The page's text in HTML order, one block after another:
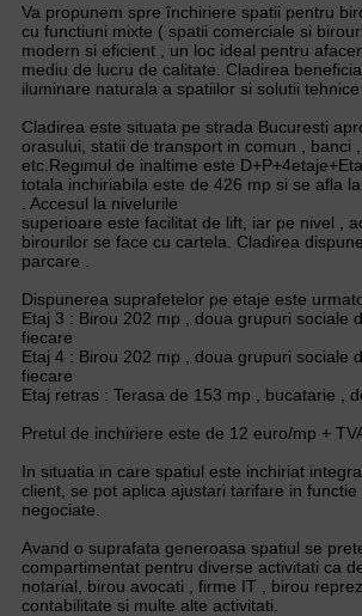
Va propunem spre închiriere spatii pentru
cu functiuni mixte ( spatii comerciale si
modern si eficient , un loc ideal pentru
mediu de lucru de calitate. Cladirea
iluminare naturala a spatiilor si solutii tehnice
Cladirea este situata pe strada Bucuresti
orasului, statii de transport in comun , banci
etc.Regimul de inaltime este
totala inchiriabila este de 426 mp si se afla
. Accesul la nivelurile
superioare este facilitat de lift, iar pe nivel ,
birourilor se face cu cartela. Cladirea
parcare .
Dispunerea suprafetelor pe etaje este
Etaj 3 : Birou 202 mp , doua grupuri sociale
fiecare
Etaj 4 : Birou 202 mp , doua grupuri sociale
fiecare
Etaj retras : Terasa de 153 mp , bucatarie ,
Pretul de inchiriere este de 12 euro/mp +
In situatia in care spatiul este inchiriat
client, se pot aplica ajustari tarifare in functie
negociate.
Avand o suprafata generoasa spatiul se
compartimentat pentru diverse activitati ca
notarial, birou avocati , firme IT , birou
contabilitate si multe alte activitati.